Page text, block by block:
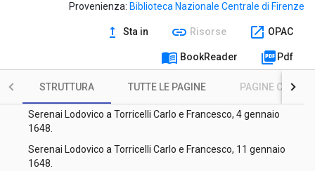
Provenienza: Biblioteca Nazionale Centrale di Firenze
upgrade Sta in link Risorse open_in_new OPAC
menu_book BookReader picture_as_pdf Pdf
STRUTTURA TUTTE LE PAGINE PAGINE CON
Serenai Lodovico a Torricelli Francesco, 29 maggio 1648.
Serenai Lodovico a Torricelli Carlo, 14 dicembre 1647.
1647.
Serenai Lodovico a Torricelli Carlo e Francesco, 4 gennaio
1648.
Serenai Lodovico a Torricelli Carlo e Francesco, 11 gennaio
1648.